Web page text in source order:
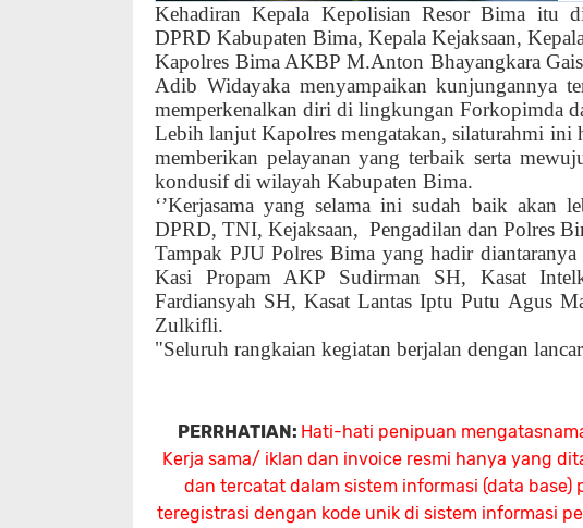
Kehadiran Kepala Kepolisian Resor Bima itu
DPRD Kabupaten Bima, Kepala Kejaksaan,
Kapolres Bima AKBP M.Anton Bhayangkara
Adib Widayaka menyampaikan kunjungannya
memperkenalkan diri di lingkungan Forkopimda
Lebih lanjut Kapolres mengatakan, silaturahmi ini
memberikan pelayanan yang terbaik serta
kondusif di wilayah Kabupaten Bima.
‘’Kerjasama yang selama ini sudah baik akan
DPRD, TNI, Kejaksaan, Pengadilan dan Polres
Tampak PJU Polres Bima yang hadir
Kasi Propam AKP Sudirman SH, Kasat
Fardiansyah SH, Kasat Lantas Iptu Putu Agus
Zulkifli.
"Seluruh rangkaian kegiatan berjalan dengan
PERRHATIAN: Hati-hati penipuan
Kerja sama/ iklan dan invoice resmi hanya yang
dan tercatat dalam sistem informasi (data
teregistrasi dengan kode unik di sistem informasi